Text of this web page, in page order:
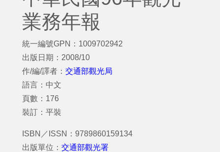
業務年報
統一編號GPN：1009702942
出版日期：2008/10
作/編/譯者： 交通部觀光局
語言：中文
頁數：176
裝訂：平裝
ISBN／ISSN：9789860159134
出版單位： 交通部觀光署